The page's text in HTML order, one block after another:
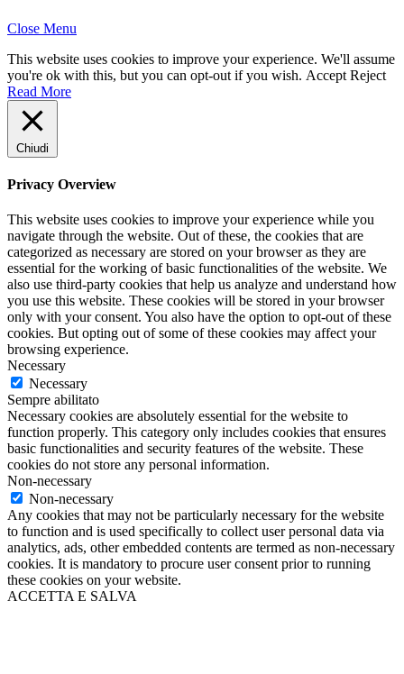
Close Menu
This website uses cookies to improve your experience. We'll assume
you're ok with this, but you can opt-out if you wish. Accept Reject
Read More
Chiudi
Privacy Overview
This website uses cookies to improve your experience while you
navigate through the website. Out of these, the cookies that are
categorized as necessary are stored on your browser as they are
essential for the working of basic functionalities of the website. We
also use third-party cookies that help us analyze and understand how
you use this website. These cookies will be stored in your browser
only with your consent. You also have the option to opt-out of these
cookies. But opting out of some of these cookies may affect your
browsing experience.
Necessary
Necessary
Sempre abilitato
Necessary cookies are absolutely essential for the website to
function properly. This category only includes cookies that ensures
basic functionalities and security features of the website. These
cookies do not store any personal information.
Non-necessary
Non-necessary
Any cookies that may not be particularly necessary for the website
to function and is used specifically to collect user personal data via
analytics, ads, other embedded contents are termed as non-necessary
cookies. It is mandatory to procure user consent prior to running
these cookies on your website.
ACCETTA E SALVA